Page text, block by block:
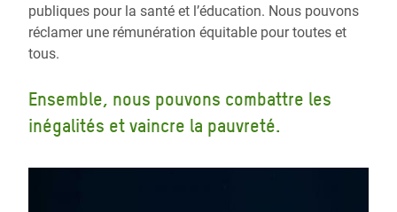
publiques pour la santé et l’éducation. Nous pouvons
réclamer une rémunération équitable pour toutes et
tous.
Ensemble, nous pouvons combattre les
inégalités et vaincre la pauvreté.